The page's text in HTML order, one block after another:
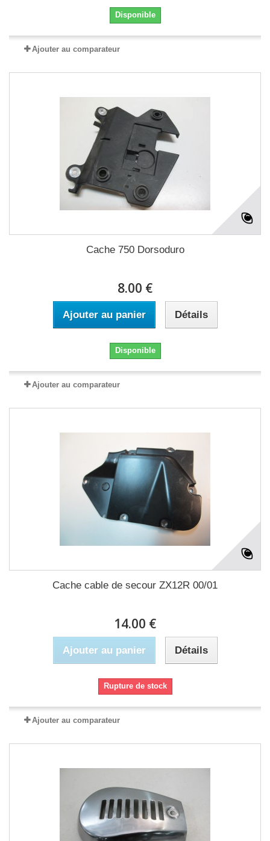
Disponible
Ajouter au comparateur
Cache 750 Dorsoduro
8.00 €
Ajouter au panier Détails
Disponible
Ajouter au comparateur
Cache cable de secour ZX12R 00/01
14.00 €
Ajouter au panier Détails
Rupture de stock
Ajouter au comparateur